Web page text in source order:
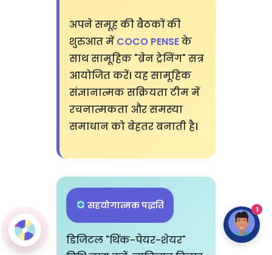
अपने समूह की बैठकों की
शुरुआत मेंCOCO PENSEके
साथ सामूहिक "ब्रेन ट्रेनिंग" सत्र
आयोजित करें। यह सामूहिक
संज्ञानात्मक सक्रियता टीम में
रचनात्मकता और समस्या
समाधान को बेहतर बनाती है।
सहयोगात्मक पद्धति
डिजिटल "थिंक-पेयर-शेयर"
1